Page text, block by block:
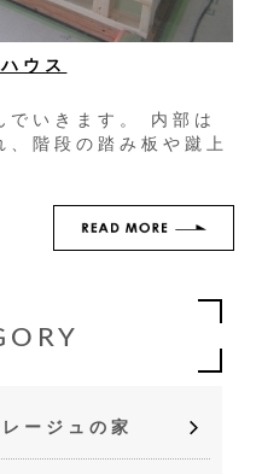
ウス
でいきます。 内部は
、階段の踏み板や蹴上
ージュの家